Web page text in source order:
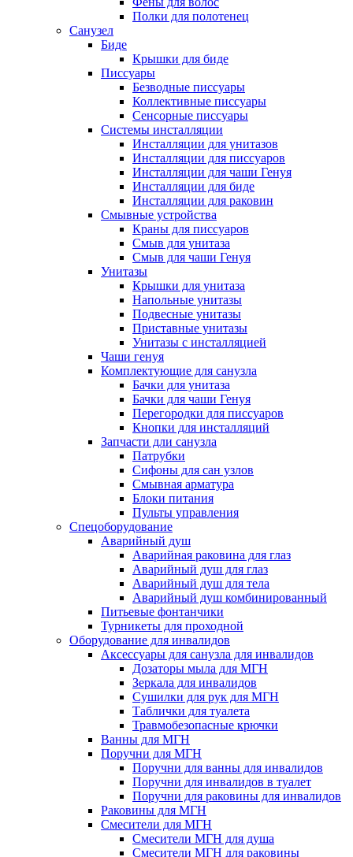
Полки для полотенец
Санузел
Биде
Крышки для биде
Писсуары
Безводные писсуары
Коллективные писсуары
Сенсорные писсуары
Системы инсталляции
Инсталляции для унитазов
Инсталляции для писсуаров
Инсталляции для чаши Генуя
Инсталляции для биде
Инсталляции для раковин
Смывные устройства
Краны для писсуаров
Смыв для унитаза
Смыв для чаши Генуя
Унитазы
Крышки для унитаза
Напольные унитазы
Подвесные унитазы
Приставные унитазы
Унитазы с инсталляцией
Чаши генуя
Комплектующие для санузла
Бачки для унитаза
Бачки для чаши Генуя
Перегородки для писсуаров
Кнопки для инсталляций
Запчасти дли санузла
Патрубки
Сифоны для сан узлов
Смывная арматура
Блоки питания
Пульты управления
Спецоборудование
Аварийный душ
Аварийная раковина для глаз
Аварийный душ для глаз
Аварийный душ для тела
Аварийный душ комбинированный
Питьевые фонтанчики
Турникеты для проходной
Оборудование для инвалидов
Аксессуары для санузла для инвалидов
Дозаторы мыла для МГН
Зеркала для инвалидов
Сушилки для рук для МГН
Таблички для туалета
Травмобезопасные крючки
Ванны для МГН
Поручни для МГН
Поручни для ванны для инвалидов
Поручни для инвалидов в туалет
Поручни для раковины для инвалидов
Раковины для МГН
Смесители для МГН
Смесители МГН для душа
Смесители МГН для раковины